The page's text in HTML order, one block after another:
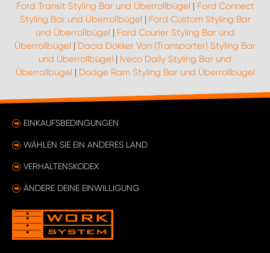
Ford Transit Styling Bar und Überrollbügel | Ford Connect
Styling Bar und Überrollbügel | Ford Custom Styling Bar
und Überrollbügel | Ford Courier Styling Bar und
Überrollbügel | Dacia Dokker Van (Transporter) Styling Bar
und Überrollbügel | Iveco Daily Styling Bar und
Überrollbügel | Dodge Ram Styling Bar und Überrollbügel
EINKAUFSBEDINGUNGEN
WÄHLEN SIE EIN ANDERES LAND
VERHALTENSKODEX
ÄNDERE DEINE EINWILLIGUNG